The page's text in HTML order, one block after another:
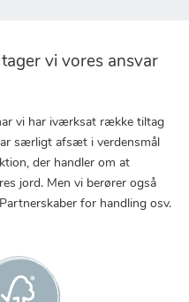
vi vores ansvar
vi har iværksat række tiltag
særligt afsæt i verdensmål
der handler om at
jord. Men vi berører også
for handling osv.